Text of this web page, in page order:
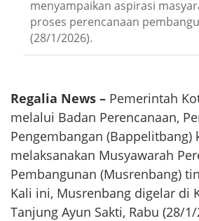
menyampaikan aspirasi
proses perencanaan
(28/1/2026).
Regalia News – Pemerintah
melalui Badan Perencanaan,
Pengembangan (Bappelitbang)
melaksanakan Musyawarah
Pembangunan (Musrenbang)
Kali ini, Musrenbang digelar di
Tanjung Ayun Sakti, Rabu (28/1/